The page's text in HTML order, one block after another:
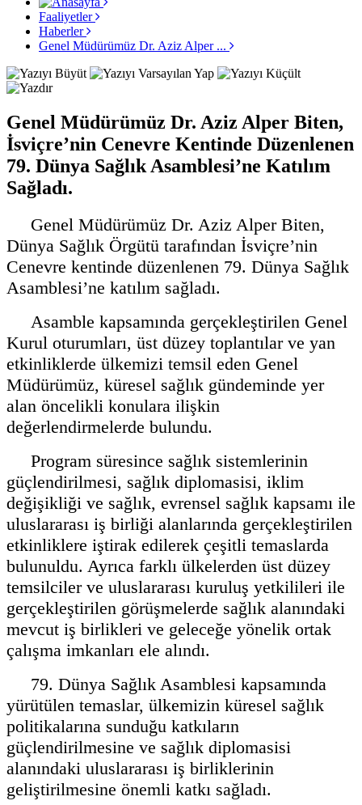
Faaliyetler
Haberler
Genel Müdürümüz Dr. Aziz Alper ...
Genel Müdürümüz Dr. Aziz Alper Biten,
İsviçre’nin Cenevre Kentinde Düzenlenen
79. Dünya Sağlık Asamblesi’ne Katılım
Sağladı.
Genel Müdürümüz Dr. Aziz Alper Biten,
Dünya Sağlık Örgütü tarafından İsviçre’nin
Cenevre kentinde düzenlenen 79. Dünya Sağlık
Asamblesi’ne katılım sağladı.
Asamble kapsamında gerçekleştirilen Genel
Kurul oturumları, üst düzey toplantılar ve yan
etkinliklerde ülkemizi temsil eden Genel
Müdürümüz, küresel sağlık gündeminde yer
alan öncelikli konulara ilişkin
değerlendirmelerde bulundu.
Program süresince sağlık sistemlerinin
güçlendirilmesi, sağlık diplomasisi, iklim
değişikliği ve sağlık, evrensel sağlık kapsamı ile
uluslararası iş birliği alanlarında gerçekleştirilen
etkinliklere iştirak edilerek çeşitli temaslarda
bulunuldu. Ayrıca farklı ülkelerden üst düzey
temsilciler ve uluslararası kuruluş yetkilileri ile
gerçekleştirilen görüşmelerde sağlık alanındaki
mevcut iş birlikleri ve geleceğe yönelik ortak
çalışma imkanları ele alındı.
79. Dünya Sağlık Asamblesi kapsamında
yürütülen temaslar, ülkemizin küresel sağlık
politikalarına sunduğu katkıların
güçlendirilmesine ve sağlık diplomasisi
alanındaki uluslararası iş birliklerinin
geliştirilmesine önemli katkı sağladı.